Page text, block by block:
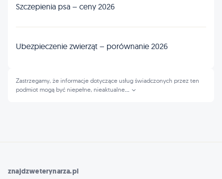
Szczepienia psa – ceny 2026
Ubezpieczenie zwierząt – porównanie 2026
Zastrzegamy, że informacje dotyczące usług świadczonych przez ten
podmiot mogą być niepełne, nieaktualne
znajdzweterynarza.pl